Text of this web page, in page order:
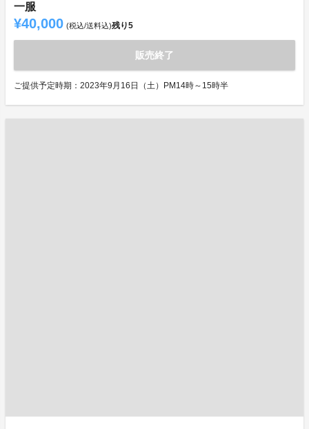
一服
¥40,000 (税込/送料込)残り5
販売終了
ご提供予定時期：2023年9月16日（土）PM14時～15時半